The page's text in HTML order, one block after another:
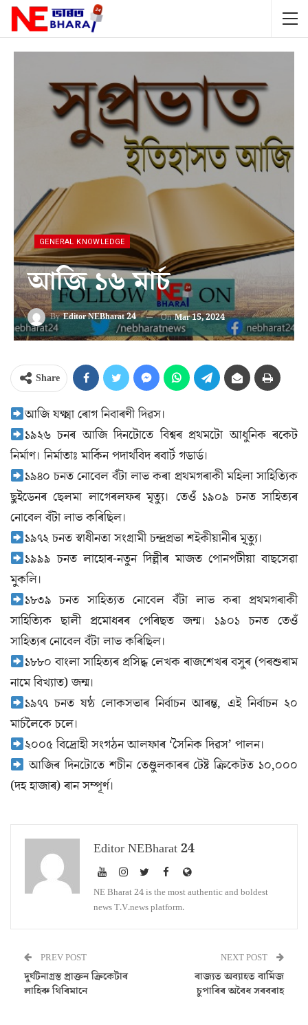
GENERAL KNOWLEDGE
আজি ১৬ মাৰ্চ
ByEditor NEBharat 24 OnMar 15, 2024
Share
আজি যক্ষ্মা ৰোগ নিবাৰণী দিৱস।
১৯২৬ চনৰ আজি দিনটোতে বিশ্বৰ প্ৰথমটো আধুনিক ৰকেট
নিৰ্মাণ। নিৰ্মাতাঃ মাৰ্কিন পদাৰ্থবিদ ৰবাৰ্ট গডাৰ্ড।
১৯৪০ চনত নোবেল বঁটা লাভ কৰা প্ৰথমগৰাকী মহিলা সাহিত্যিক
ছুইডেনৰ ছেলমা লাগেৰলফৰ মৃত্যু। তেওঁ ১৯০৯ চনত সাহিত্যৰ
নোবেল বঁটা লাভ কৰিছিল।
১৯৭২ চনত স্বাধীনতা সংগ্ৰামী চন্দ্ৰপ্ৰভা শইকীয়ানীৰ মৃ্ত্যু।
১৯৯৯ চনত লাহোৰ-নতুন দিল্লীৰ মাজত পোনপটীয়া বাছসেৱা
মুকলি।
১৮৩৯ চনত সাহিত্যত নোবেল বঁটা লাভ কৰা প্ৰথমগৰাকী
সাহিত্যিক ছালী প্ৰমোধৰৰ পেৰিছত জন্ম। ১৯০১ চনত তেওঁ
সাহিত্যৰ নোবেল বঁটা লাভ কৰিছিল।
১৮৮০ বাংলা সাহিত্যৰ প্ৰসিদ্ধ লেখক ৰাজশেখৰ বসুৰ (পৰশুৰাম
নামে বিখ্যাত) জন্ম।
১৯৭৭ চনত ষষ্ঠ লোকসভাৰ নিৰ্বাচন আৰম্ভ, এই নিৰ্বাচন ২০
মাৰ্চলৈকে চলে।
২০০৫ বিদ্ৰোহী সংগঠন আলফাৰ ‘সৈনিক দিৱস’ পালন।
আজিৰ দিনটোতে শচীন তেণ্ডুলকাৰৰ টেষ্ট ক্ৰিকেটত ১০,০০০
(দহ হাজাৰ) ৰান সম্পূৰ্ণ।
Editor NEBharat 24
NE Bharat 24 is the most authentic and boldest
news T.V.news platform.
PREV POST
দুৰ্ঘটনাগ্ৰস্ত প্ৰাক্তন ক্ৰিকেটাৰ
লাহিৰু থিৰিমানে
NEXT POST
ৰাজ্যত অব্যাহত বাৰ্মিজ
চুপাৰিৰ অবৈধ সৰবৰাহ